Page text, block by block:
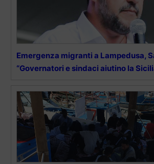
Emergenza migranti a Lampedusa,
“Governatori e sindaci aiutino la